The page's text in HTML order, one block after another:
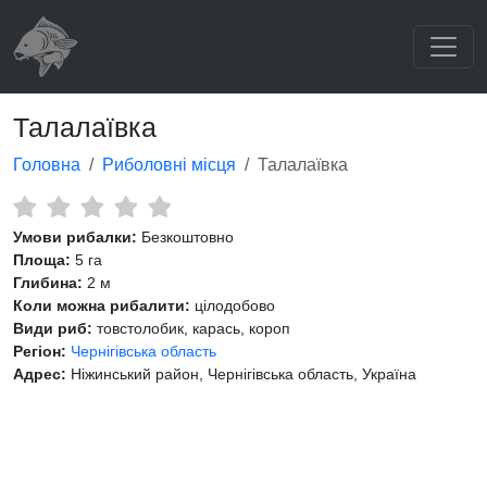
Талалаївка
Головна Риболовні місця Талалаївка
Умови рибалки: Безкоштовно
Площа: 5 га
Глибина: 2 м
Коли можна рибалити: цілодобово
Види риб: товстолобик, карась, короп
Регіон: Чернігівська область
Адрес: Ніжинський район, Чернігівська область, Україна